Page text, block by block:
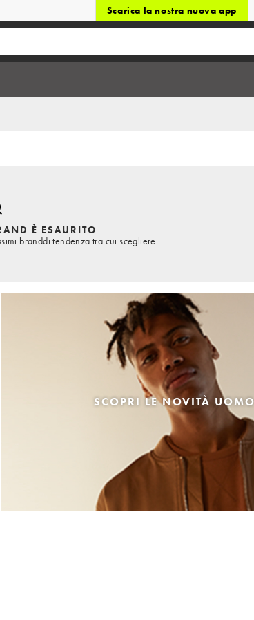
Scarica la nostra nuova app
È ESAURITO
branddi tendenza tra cui scegliere
SCOPRI LE NOVITÀ UOMO